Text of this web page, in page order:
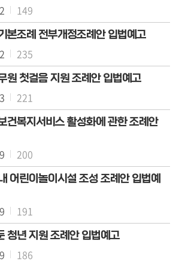
149
본조례 전부개정조례안 입법예고
235
원 첫걸음 지원 조례안 입법예고
221
건복지서비스 활성화에 관한 조례안
200
어린이놀이시설 조성 조례안 입법예
191
청년 지원 조례안 입법예고
186